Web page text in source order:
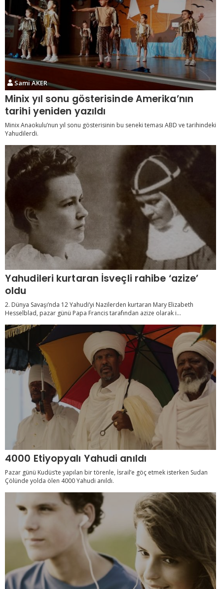
Sami AKER
Minix yıl sonu gösterisinde Amerika’nın
tarihi yeniden yazıldı
Minix Anaokulu’nun yıl sonu gösterisinin bu seneki teması ABD ve tarihindeki
Yahudilerdi.
Yahudileri kurtaran İsveçli rahibe ‘azize’
oldu
2. Dünya Savaşı’nda 12 Yahudi’yi Nazilerden kurtaran Mary Elizabeth
Hesselblad, pazar günü Papa Francis tarafından azize olarak i...
4000 Etiyopyalı Yahudi anıldı
Pazar günü Kudüs’te yapılan bir törenle, İsrail’e göç etmek isterken Sudan
Çölünde yolda ölen 4000 Yahudi anıldı.